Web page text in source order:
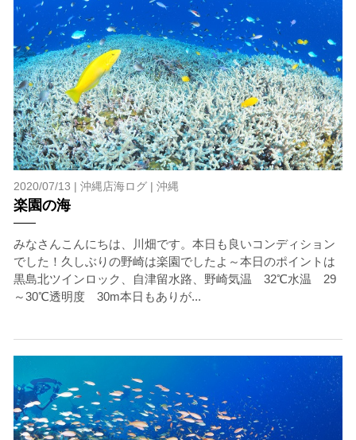
2020/07/13 | 沖縄店海ログ| 沖縄
楽園の海
みなさんこんにちは、川畑です。本日も良いコンディション
でした！久しぶりの野崎は楽園でしたよ～本日のポイントは
黒島北ツインロック、自津留水路、野崎気温 32℃水温 29
～30℃透明度 30m本日もありが...